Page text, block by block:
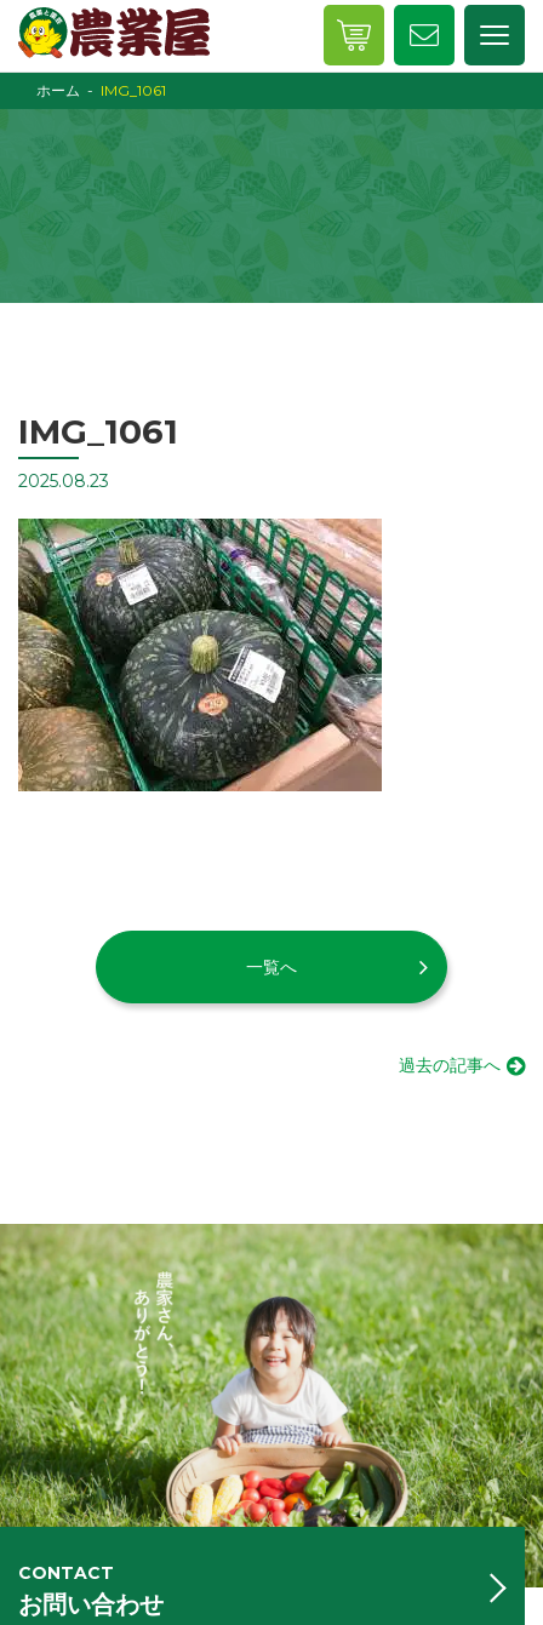
ホーム IMG_1061
IMG_1061
2025.08.23
一覧へ
過去の記事へ
CONTACT
お問い合わせ